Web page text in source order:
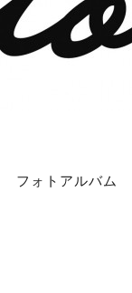
フォトアルバム